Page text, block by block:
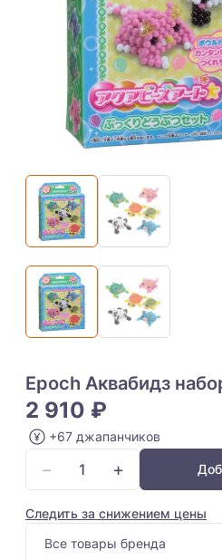
Epoch Аквабидз
2 910 ₽
+67 джапанчиков
− +
Следить за снижением цены
Все товары бренда